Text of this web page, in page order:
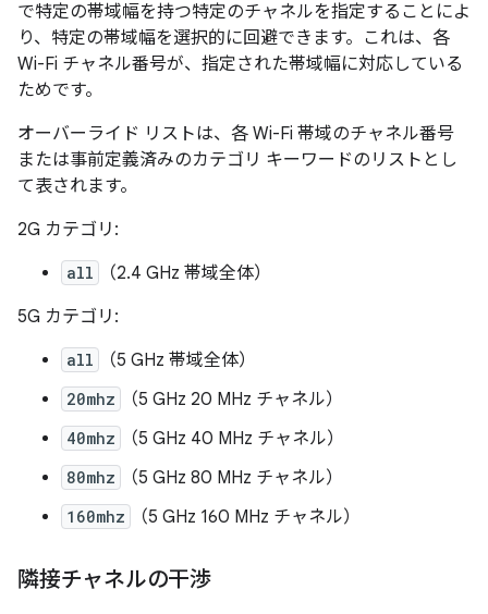
で特定の帯域幅を持つ特定のチャネルを指定することによ
り、特定の帯域幅を選択的に回避できます。これは、各
Wi-Fi チャネル番号が、指定された帯域幅に対応している
ためです。
オーバーライド リストは、各 Wi-Fi 帯域のチャネル番号
または事前定義済みのカテゴリ キーワードのリストとし
て表されます。
2G カテゴリ:
all
（2.4 GHz 帯域全体）
5G カテゴリ:
all （5 GHz 帯域全体）
20mhz （5 GHz 20 MHz チャネル）
40mhz （5 GHz 40 MHz チャネル）
80mhz （5 GHz 80 MHz チャネル）
160mhz （5 GHz 160 MHz チャネル）
隣接チャネルの干渉